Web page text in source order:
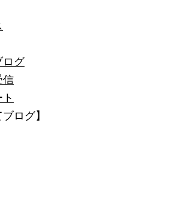
ログ
信
ログ】